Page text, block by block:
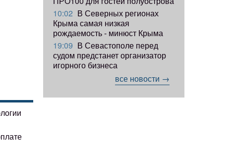
10:02 В Северных регионах
Крыма самая низкая
рождаемость - минюст Крыма
19:09 В Севастополе перед
судом предстанет организатор
игорного бизнеса
все новости →